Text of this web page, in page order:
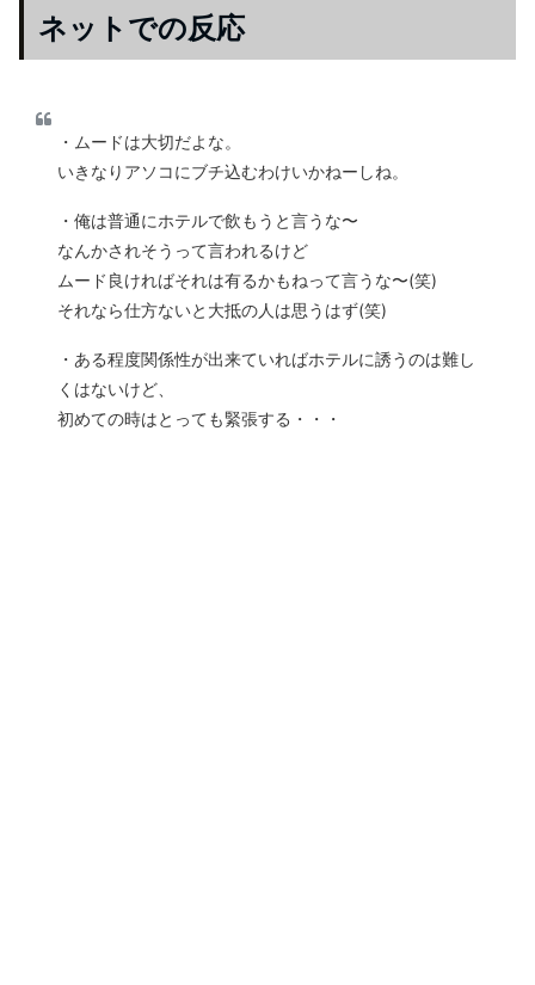
ネットでの反応
・ムードは大切だよな。
いきなりアソコにブチ込むわけいかねーしね。
・俺は普通にホテルで飲もうと言うな〜
なんかされそうって言われるけど
ムード良ければそれは有るかもねって言うな〜(笑)
それなら仕方ないと大抵の人は思うはず(笑)
・ある程度関係性が出来ていればホテルに誘うのは難し
くはないけど、
初めての時はとっても緊張する・・・